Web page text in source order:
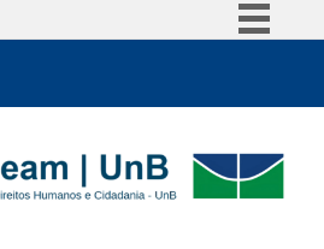
Acesso à informação